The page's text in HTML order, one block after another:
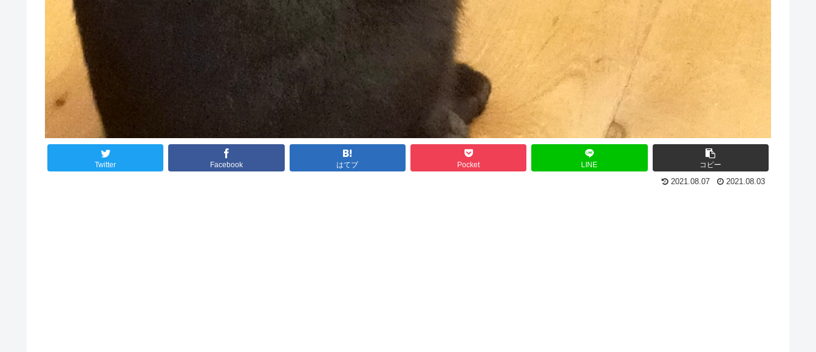
Twitter Facebook はてブ Pocket LINE コピー
2021.08.07 2021.08.03